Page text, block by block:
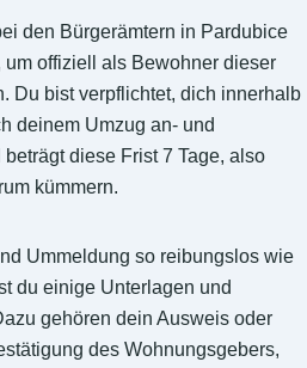
den Bürgerämtern in Pardubice
offiziell als Bewohner dieser
Du bist verpflichtet, dich innerhalb
deinem Umzug an- und
diese Frist 7 Tage, also
kümmern.
Ummeldung so reibungslos wie
du einige Unterlagen und
gehören dein Ausweis oder
des Wohnungsgebers,